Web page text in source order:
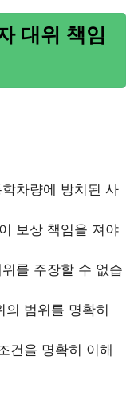
대위 책임
차량에 방치된 사
보상 책임을 져야
를 주장할 수 없습
의 범위를 명확히
건을 명확히 이해